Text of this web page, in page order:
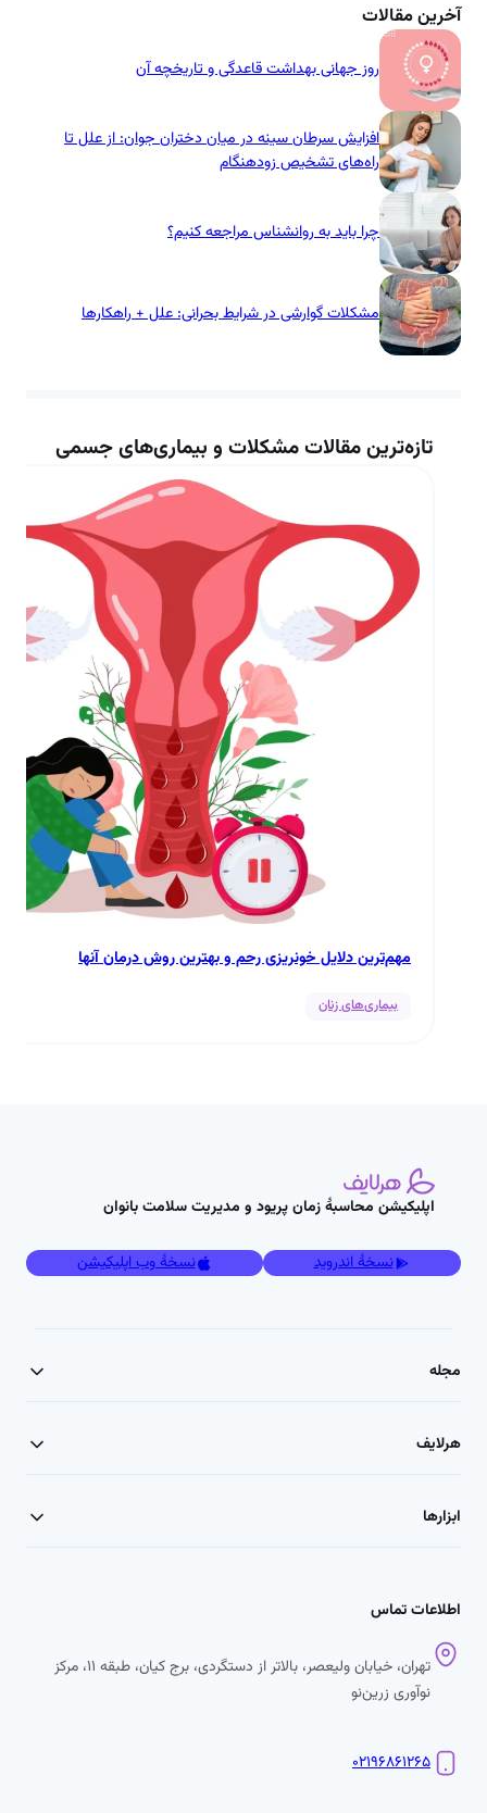
آخرین مقالات
روز جهانی بهداشت قاعدگی و تاریخچه آن
افزایش سرطان سینه در میان دختران جوان: از علل تا
راه‌های تشخیص زودهنگام
چرا باید به روانشناس مراجعه کنیم؟
مشکلات گوارشی در شرایط بحرانی: علل + راهکارها
تازه‌ترین مقالات مشکلات و بیماری‌های جسمی
مهم‌ترین دلایل خونریزی رحم و بهترین روش درمان آنها
بیماری‌های زنان
اپلیکیشن محاسبۀ زمان پریود و مدیریت سلامت بانوان
مجله
هرلایف
ابزارها
نسخۀ اندروید نسخۀ وب اپلیکیشن
اطلاعات تماس
تهران، خیابان ولیعصر، بالاتر از دستگردی، برج کیان، طبقه ۱۱، مرکز
نوآوری زرین‌نو
۰۲۱۹۶۸۶۱۲۶۵